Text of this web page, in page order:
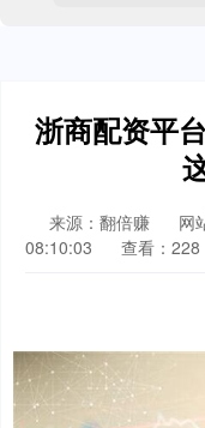
浙商配资平
来源：翻倍赚 网
08:10:03
查看：228